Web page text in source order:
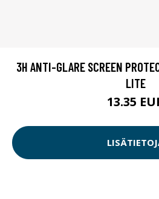
3H ANTI-GLARE SCREEN
LITE
13.35